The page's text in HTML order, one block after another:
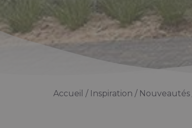
Accueil Inspiration Nouveautés